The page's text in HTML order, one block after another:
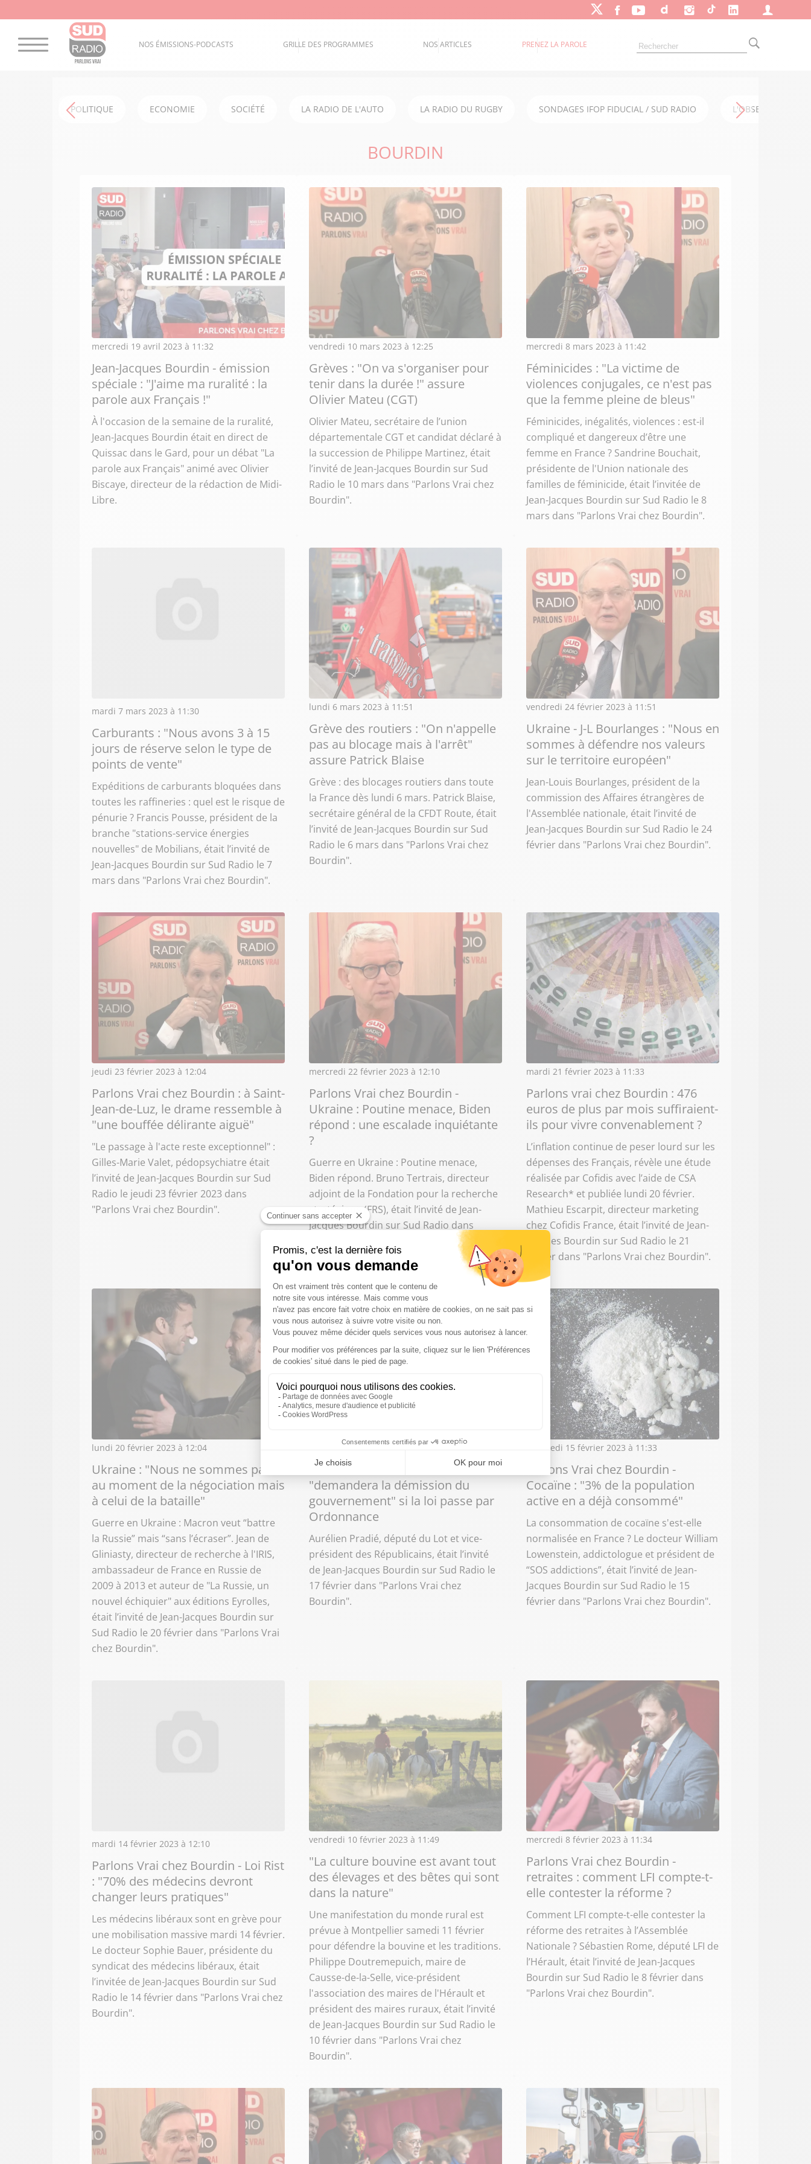
NOS ÉMISSIONS-PODCASTS GRILLE DES PROGRAMMES NOS ARTICLES PRENEZ LA PAROLE
POLITIQUE ECONOMIE SOCIÉTÉ LA RADIO DE L'AUTO LA RADIO DU RUGBY SONDAGES IFOP FIDUCIAL / SUD RADIO L'OBSERVATOIRE
BOURDIN
mercredi 19 avril 2023 à 11:32
Jean-Jacques Bourdin - émission
spéciale : "J'aime ma ruralité : la
parole aux Français !"
À l'occasion de la semaine de la ruralité,
Jean-Jacques Bourdin était en direct de
Quissac dans le Gard, pour un débat "La
parole aux Français" animé avec Olivier
Biscaye, directeur de la rédaction de Midi-
Libre.
vendredi 10 mars 2023 à 12:25
Grèves : "On va s'organiser pour
tenir dans la durée !" assure
Olivier Mateu (CGT)
Olivier Mateu, secrétaire de l’union
départementale CGT et candidat déclaré à
la succession de Philippe Martinez, était
l’invité de Jean-Jacques Bourdin sur Sud
Radio le 10 mars dans "Parlons Vrai chez
Bourdin".
mercredi 8 mars 2023 à 11:42
Féminicides : "La victime de
violences conjugales, ce n'est pas
que la femme pleine de bleus"
Féminicides, inégalités, violences : est-il
compliqué et dangereux d’être une
femme en France ? Sandrine Bouchait,
présidente de l'Union nationale des
familles de féminicide, était l’invitée de
Jean-Jacques Bourdin sur Sud Radio le 8
mars dans "Parlons Vrai chez Bourdin".
mardi 7 mars 2023 à 11:30
Carburants : "Nous avons 3 à 15
jours de réserve selon le type de
points de vente"
Expéditions de carburants bloquées dans
toutes les raffineries : quel est le risque de
pénurie ? Francis Pousse, président de la
branche "stations-service énergies
nouvelles" de Mobilians, était l’invité de
Jean-Jacques Bourdin sur Sud Radio le 7
mars dans "Parlons Vrai chez Bourdin".
lundi 6 mars 2023 à 11:51
Grève des routiers : "On n'appelle
pas au blocage mais à l'arrêt"
assure Patrick Blaise
Grève : des blocages routiers dans toute
la France dès lundi 6 mars. Patrick Blaise,
secrétaire général de la CFDT Route, était
l’invité de Jean-Jacques Bourdin sur Sud
Radio le 6 mars dans "Parlons Vrai chez
Bourdin".
vendredi 24 février 2023 à 11:51
Ukraine - J-L Bourlanges : "Nous en
sommes à défendre nos valeurs
sur le territoire européen"
Jean-Louis Bourlanges, président de la
commission des Affaires étrangères de
l'Assemblée nationale, était l’invité de
Jean-Jacques Bourdin sur Sud Radio le 24
février dans "Parlons Vrai chez Bourdin".
jeudi 23 février 2023 à 12:04
Parlons Vrai chez Bourdin : à Saint-
Jean-de-Luz, le drame ressemble à
"une bouffée délirante aiguë"
"Le passage à l'acte reste exceptionnel" :
Gilles-Marie Valet, pédopsychiatre était
l’invité de Jean-Jacques Bourdin sur Sud
Radio le jeudi 23 février 2023 dans
"Parlons Vrai chez Bourdin".
mercredi 22 février 2023 à 12:10
Parlons Vrai chez Bourdin -
Ukraine : Poutine menace, Biden
répond : une escalade inquiétante
?
Guerre en Ukraine : Poutine menace,
Biden répond. Bruno Tertrais, directeur
adjoint de la Fondation pour la recherche
stratégique (FRS), était l’invité de Jean-
Jacques Bourdin sur Sud Radio dans
mardi 21 février 2023 à 11:33
Parlons vrai chez Bourdin : 476
euros de plus par mois suffiraient-
ils pour vivre convenablement ?
L’inflation continue de peser lourd sur les
dépenses des Français, révèle une étude
réalisée par Cofidis avec l’aide de CSA
Research* et publiée lundi 20 février.
Mathieu Escarpit, directeur marketing
chez Cofidis France, était l’invité de Jean-
Jacques Bourdin sur Sud Radio le 21
février dans "Parlons Vrai chez Bourdin".
lundi 20 février 2023 à 12:04
Ukraine : "Nous ne sommes pas
au moment de la négociation mais
à celui de la bataille"
Guerre en Ukraine : Macron veut “battre
la Russie” mais “sans l’écraser”. Jean de
Gliniasty, directeur de recherche à l'IRIS,
ambassadeur de France en Russie de
2009 à 2013 et auteur de "La Russie, un
nouvel échiquier" aux éditions Eyrolles,
était l’invité de Jean-Jacques Bourdin sur
Sud Radio le 20 février dans "Parlons Vrai
chez Bourdin".
vendredi 17 février 2023 à 11:55
Retraites : Aurélien Pradié
"demandera la démission du
gouvernement" si la loi passe par
Ordonnance
Aurélien Pradié, député du Lot et vice-
président des Républicains, était l’invité
de Jean-Jacques Bourdin sur Sud Radio le
17 février dans "Parlons Vrai chez
Bourdin".
mercredi 15 février 2023 à 11:33
Parlons Vrai chez Bourdin -
Cocaïne : "3% de la population
active en a déjà consommé"
La consommation de cocaïne s'est-elle
normalisée en France ? Le docteur William
Lowenstein, addictologue et président de
“SOS addictions”, était l’invité de Jean-
Jacques Bourdin sur Sud Radio le 15
février dans "Parlons Vrai chez Bourdin".
mardi 14 février 2023 à 12:10
Parlons Vrai chez Bourdin - Loi Rist
: "70% des médecins devront
changer leurs pratiques"
Les médecins libéraux sont en grève pour
une mobilisation massive mardi 14 février.
Le docteur Sophie Bauer, présidente du
syndicat des médecins libéraux, était
l’invitée de Jean-Jacques Bourdin sur Sud
Radio le 14 février dans "Parlons Vrai chez
Bourdin".
vendredi 10 février 2023 à 11:49
"La culture bouvine est avant tout
des élevages et des bêtes qui sont
dans la nature"
Une manifestation du monde rural est
prévue à Montpellier samedi 11 février
pour défendre la bouvine et les traditions.
Philippe Doutremepuich, maire de
Causse-de-la-Selle, vice-président
l'association des maires de l'Hérault et
président des maires ruraux, était l’invité
de Jean-Jacques Bourdin sur Sud Radio le
10 février dans "Parlons Vrai chez
Bourdin".
mercredi 8 février 2023 à 11:34
Parlons Vrai chez Bourdin -
retraites : comment LFI compte-t-
elle contester la réforme ?
Comment LFI compte-t-elle contester la
réforme des retraites à l’Assemblée
Nationale ? Sébastien Rome, député LFI de
l’Hérault, était l’invité de Jean-Jacques
Bourdin sur Sud Radio le 8 février dans
"Parlons Vrai chez Bourdin".